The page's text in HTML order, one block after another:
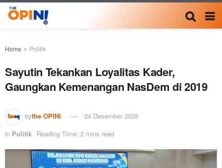
Home Politik
Sayutin Tekankan Loyalitas Kader,
Gaungkan Kemenangan NasDem di 2019
bythe OPINI
24 Desember 2025
in Politik Reading Time: 2 mins read